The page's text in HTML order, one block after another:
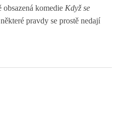
komedie Když se
pravdy se prostě nedají